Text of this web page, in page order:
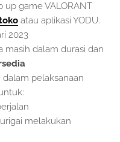
game VALORANT
atau aplikasi YODU.
2023
masih dalam durasi dan
pelaksanaan
melakukan